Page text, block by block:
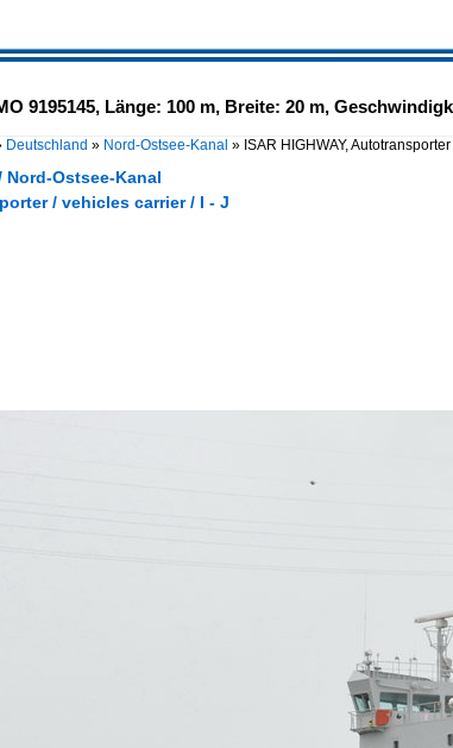
9195145, Länge: 100 m, Breite: 20 m,
Deutschland » Nord-Ostsee-Kanal » ISAR HIGHWAY,
Nord-Ostsee-Kanal
/ vehicles carrier / I - J